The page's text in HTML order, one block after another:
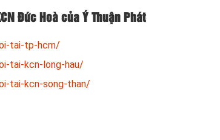
Đức Hoà của Ý Thuận Phát
tai-tp-hcm/
tai-kcn-long-hau/
tai-kcn-song-than/